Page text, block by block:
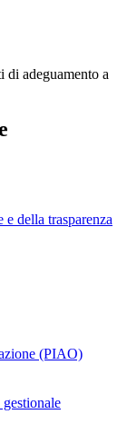
adeguamento a
della trasparenza
(PIAO)